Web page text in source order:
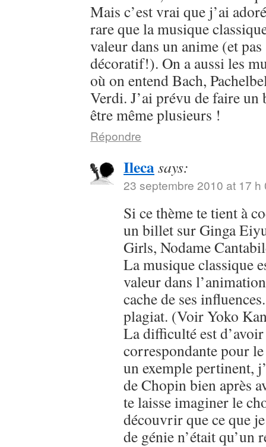
Mais c’est vrai que j’ai
rare que la musique
valeur dans un anime (et
décoratif!). On a aussi les
où on entend Bach,
Verdi. J’ai prévu de faire
être même plusieurs !
Répondre
Ilecasays:
23 septembre 2010 at 17 h
Si ce thème te tient à
un billet sur Ginga
Girls, Nodame
La musique classique
valeur dans
cache de ses
plagiat. (Voir Yoko
La difficulté est
correspondante pour
un exemple pertinent,
de Chopin bien après
te laisse imaginer le
découvrir que ce que
de génie n’était qu’un